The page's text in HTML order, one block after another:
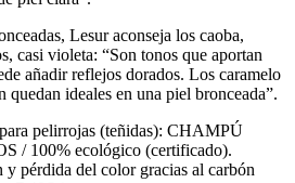
Lesur aconseja los caoba,
casi violeta: “Son tonos que aportan
añadir reflejos dorados. Los caramelo
quedan ideales en una piel bronceada”.
pelirrojas (teñidas): CHAMPÚ
/ 100% ecológico (certificado).
pérdida del color gracias al carbón